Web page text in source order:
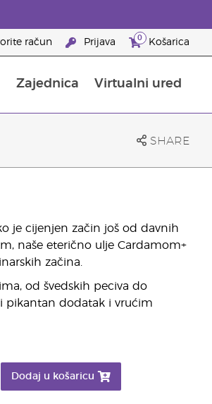
račun Prijava 0 Košarica
Zajednica Virtualni ured
SHARE
je cijenjen začin još od davnih
naše eterično ulje Cardamom+
začina.
od švedskih peciva do
pikantan dodatak i vrućim
Dodaj u košaricu